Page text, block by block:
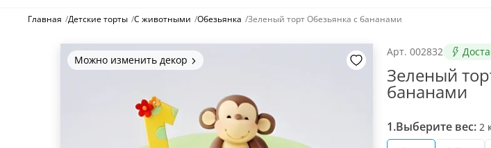
Главная /Детские торты /С животными /Обезьянка /Зеленый торт Обезьянка с бананами
Можно изменить декор
Цвет покрытия, надписи,
Арт. 002832
Зеленый
бананами
1.Выберите вес: 2